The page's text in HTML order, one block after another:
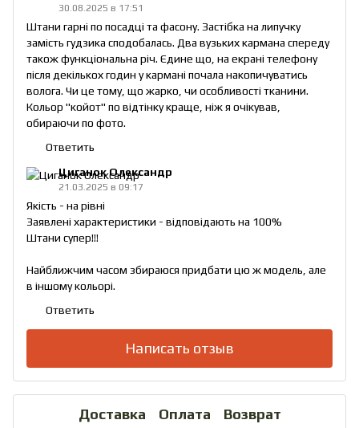
30.08.2025 в 17:51
Штани гарні по посадці та фасону. Застібка на липучку
замість гудзика сподобалась. Два вузьких кармана спереду
також функціональна річ. Єдине що, на екрані телефону
після декількох годин у кармані почала накопичуватись
волога. Чи це тому, що жарко, чи особливості тканини.
Кольор "койот" по відтінку краще, ніж я очікував,
обираючи по фото.
Ответить
Циганок Олександр
21.03.2025 в 09:17
Якість - на рівні
Заявлені характеристики - відповідають на 100%
Штани супер!!!
Найближчим часом збираюся придбати цю ж модель, але
в іншому кольорі.
Ответить
Написать отзыв
Доставка Оплата Возврат